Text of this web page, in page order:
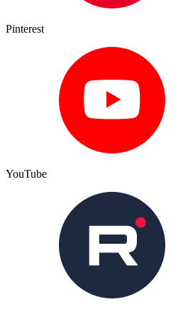
Pinterest
YouTube